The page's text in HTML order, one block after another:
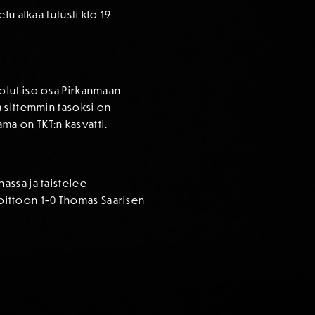
alkaa tutusti klo 19
iso osa Pirkanmaan
sittemmin tasoksi on
on TKT:n kasvatti.
ja taistelee
1-0 Thomas Saarisen